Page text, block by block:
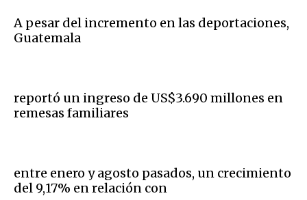
A pesar del incremento en las deportaciones,
Guatemala
reportó un ingreso de US$3.690 millones en
remesas familiares
entre enero y agosto pasados, un crecimiento
del 9,17% en relación con